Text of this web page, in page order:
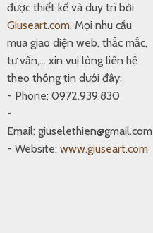
được thiết kế và duy trì bởi
Giuseart.com. Mọi nhu cầu
mua giao diện web, thắc mắc,
tư vấn,... xin vui lòng liên hệ
theo thông tin dưới đây:
- Phone: 0972.939.830
-
Email: giuselethien@gmail.com
- Website: www.giuseart.com